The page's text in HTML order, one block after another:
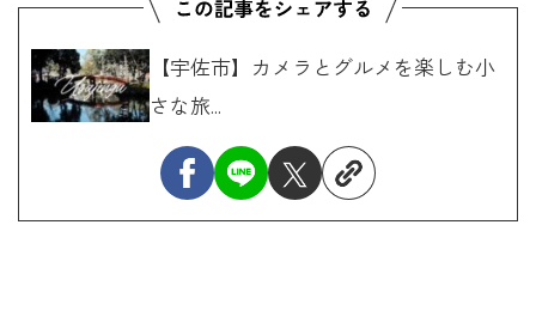
【宇佐市】カメラとグルメを楽しむ小
さな旅...